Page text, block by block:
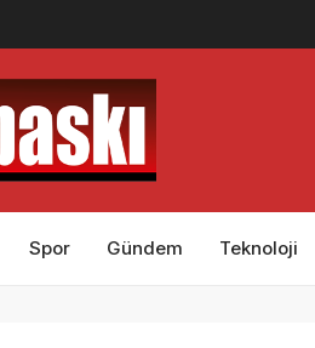
Spor Gündem Teknoloji